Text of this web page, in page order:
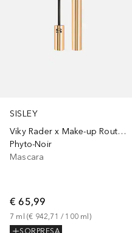
SISLEY
Viky Rader x Make-up Routine
Phyto-Noir
Mascara
€ 65,99
7 ml (€ 942,71 / 100 ml)